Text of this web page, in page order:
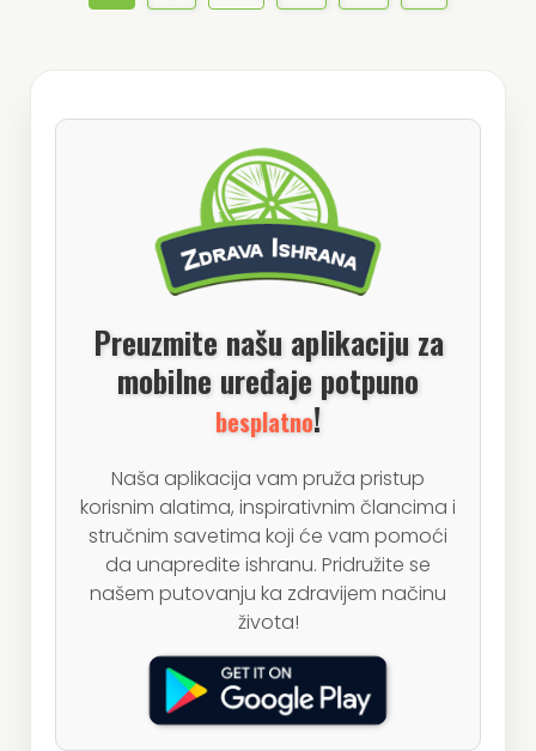
Preuzmite našu aplikaciju za
mobilne uređaje potpuno
besplatno!
Naša aplikacija vam pruža pristup
korisnim alatima, inspirativnim člancima i
stručnim savetima koji će vam pomoći
da unapredite ishranu. Pridružite se
našem putovanju ka zdravijem načinu
života!